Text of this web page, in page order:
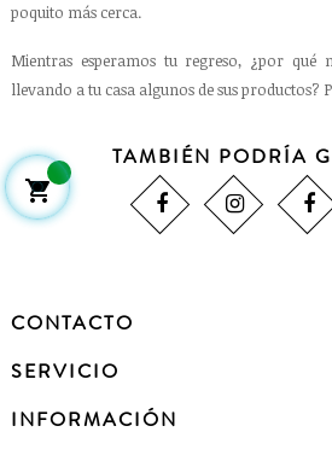
poquito más cerca.
Mientras esperamos tu regreso, ¿por
llevando a tu casa algunos de sus productos?
TAMBIÉN PODRÍA
CONTACTO
SERVICIO
INFORMACIÓN
